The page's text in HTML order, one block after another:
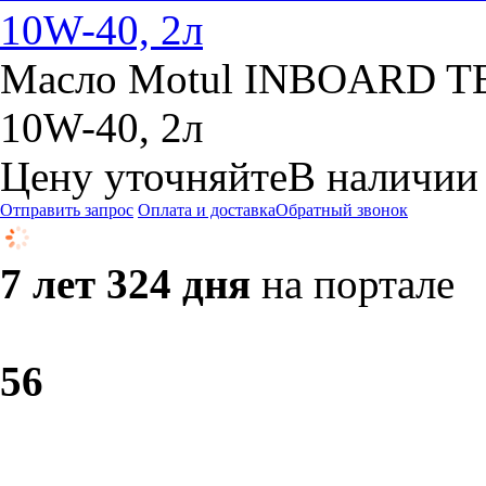
10W-40, 2л
Масло Motul INBOARD
10W-40, 2л
Цену уточняйтеВ наличии
Отправить запрос Оплата и доставкаОбратный звонок
7 лет 324 дня на портале
56